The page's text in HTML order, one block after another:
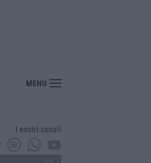
tra Altilia Grimaldi e San Mango
MENU
I nostri canali